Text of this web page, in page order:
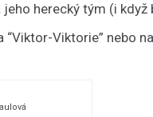
herecký tým (i
Viktorie” nebo